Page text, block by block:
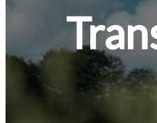
Contacto
Legal